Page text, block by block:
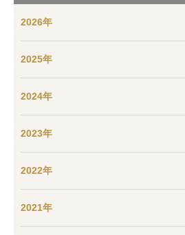
2026年
2025年
2024年
2023年
2022年
2021年